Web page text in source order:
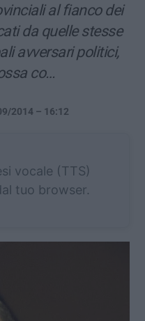
al fianco dei
da quelle stesse
avversari politici,
co…
2014 – 16:12
vocale (TTS)
tuo browser.